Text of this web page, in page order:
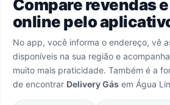
Compare revendas
online pelo
No app, você informa o endereço, vê
disponíveis na sua região e
muito mais praticidade. Também é a
de encontrar Delivery Gás em Água